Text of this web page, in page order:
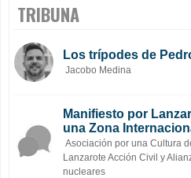
TRIBUNA
Los trípodes de
Jacobo Medina
Manifiesto por
una Zona
Asociación por una Cultura
Lanzarote Acción Civil y
nucleares